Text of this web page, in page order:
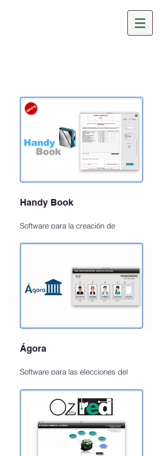
Handy Book
Software para la creación de
educativas.
Ten almacenados todos los
certificados de forma segura en el
mismo lugar.
Ágora
Software para las elecciones del
educativas.
Gane tiempo y certeza en los
resultados al usar el voto por
computador.
Puedes descargar la versión de